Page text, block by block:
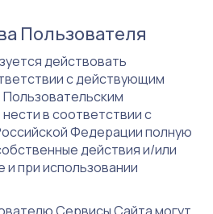
Пользователя
действовать
с действующим
в соответствии с
Федерации полную
действия и/или
при использовании